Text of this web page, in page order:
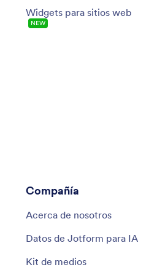
Widgets para sitios web
NEW
Compañía
Acerca de nosotros
Datos de Jotform para IA
Kit de medios